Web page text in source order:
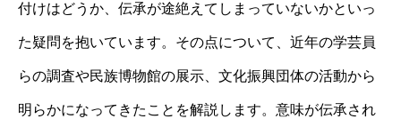
付けはどうか、伝承が途絶えてしまっていないかといっ
た疑問を抱いています。その点について、近年の学芸員
らの調査や民族博物館の展示、文化振興団体の活動から
明らかになってきたことを解説します。意味が伝承され